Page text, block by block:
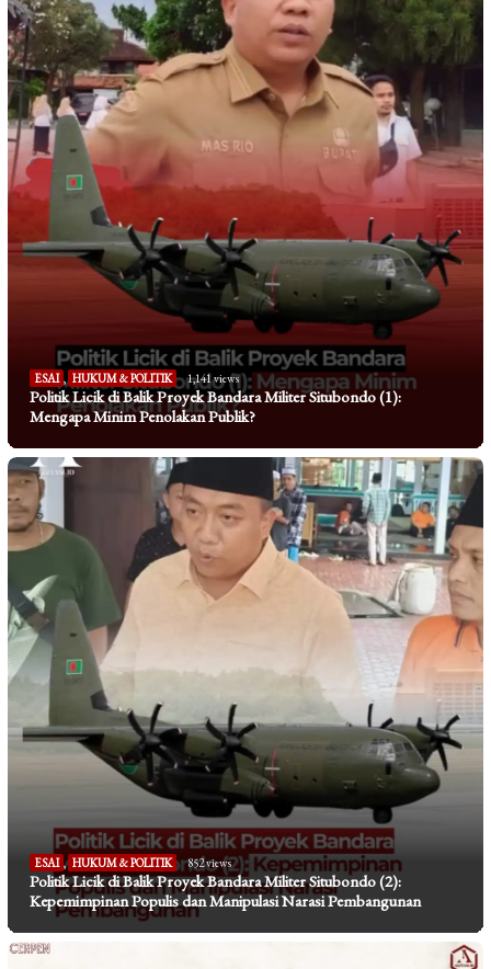
ESAI , HUKUM & POLITIK 1,141 views
Politik Licik di Balik Proyek Bandara Militer Situbondo (1):
Mengapa Minim Penolakan Publik?
ESAI , HUKUM & POLITIK 852 views
Politik Licik di Balik Proyek Bandara Militer Situbondo (2):
Kepemimpinan Populis dan Manipulasi Narasi Pembangunan